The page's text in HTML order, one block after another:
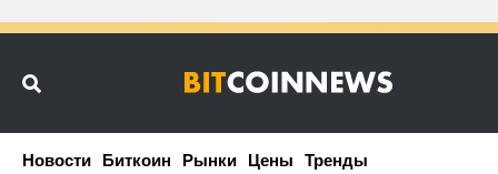
Новости Биткоин Рынки Цены Тренды
Новости Биткоин Рынки Цены Тренды